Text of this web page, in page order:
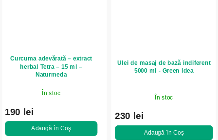
Curcuma adevărată – extract
herbal Tetra – 15 ml –
Naturmeda
În stoc
190 lei
Adaugă în Coş
Ulei de masaj de bază indiferent
5000 ml - Green idea
În stoc
230 lei
Adaugă în Coş